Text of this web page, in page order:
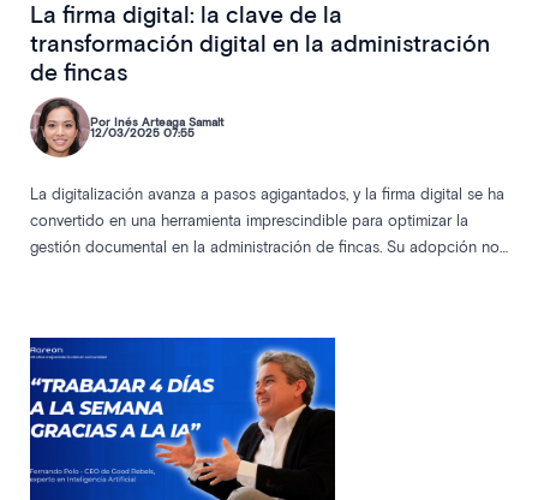
Este sitio web utiliza Cookies propias técnicas y de
terceros de análisis, de preferencia y cookies de
publicidad comportamental, con la finalidad de analizar
sus hábitos de navegación, mejorar nuestros servicios
para mostrarle publicidad relacionada con sus
preferencias, así como analizar sus hábitos de
La firma digital: la clave de la
transformación digital en la administración
de fincas
Por Inés Arteaga Samalt
12/03/2025 07:55
La digitalización avanza a pasos agigantados, y la firma digital se ha
convertido en una herramienta imprescindible para optimizar la
gestión documental en la administración de fincas. Su adopción no
sector y por qué es una solución clave en el ámbito de legaltec